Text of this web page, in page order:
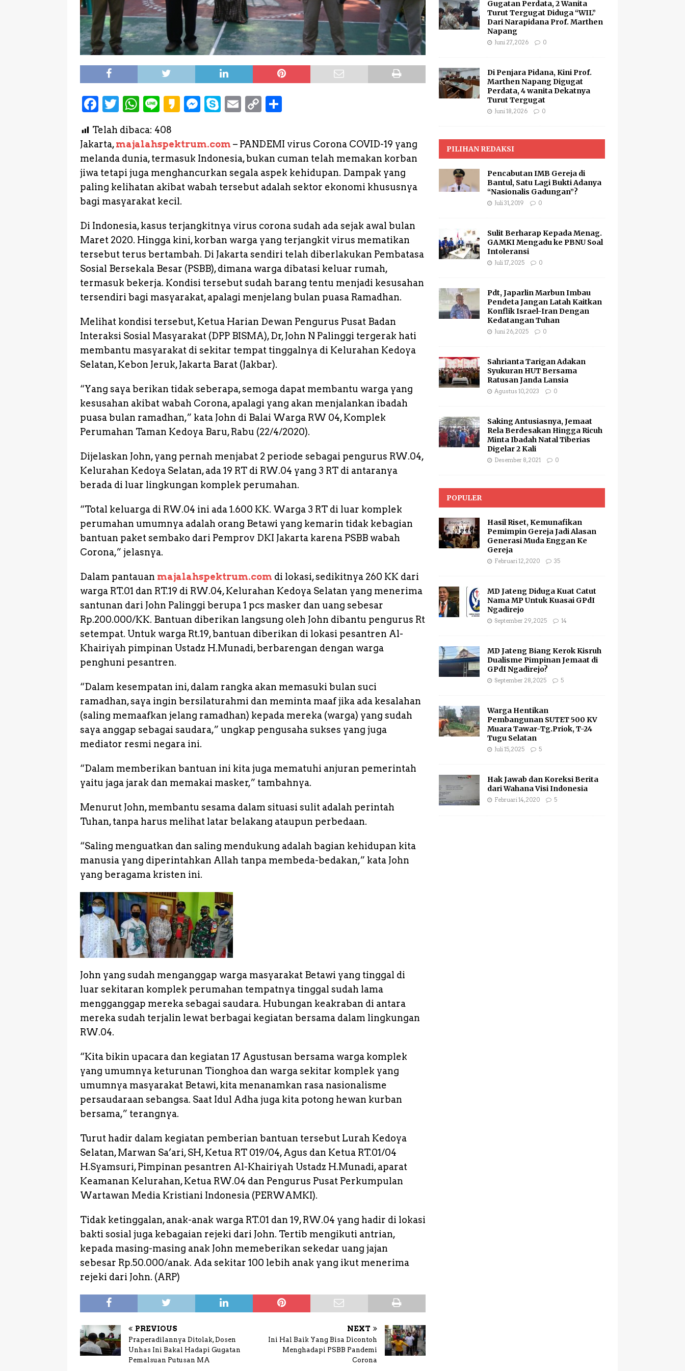
F
c
e
b
o
o
k
T
it
te
r
W
a
ts
A
p
p
L
n
e
K
k
a
o
M
s
e
n
e
r
S
p
e
E
a
il
C
p
y
L
i
a
r
e
Telah dibaca: 408
Jakarta,majalahspektrum.com – PANDEMI virus Corona COVID-19 yang
melanda dunia, termasuk Indonesia, bukan cuman telah memakan korban
jiwa tetapi juga menghancurkan segala aspek kehidupan. Dampak yang
paling kelihatan akibat wabah tersebut adalah sektor ekonomi khususnya
bagi masyarakat kecil.
Di Indonesia, kasus terjangkitnya virus corona sudah ada sejak awal bulan
Maret 2020. Hingga kini, korban warga yang terjangkit virus mematikan
tersebut terus bertambah. Di Jakarta sendiri telah diberlakukan Pembatasa
Sosial Bersekala Besar (PSBB), dimana warga dibatasi keluar rumah,
termasuk bekerja. Kondisi tersebut sudah barang tentu menjadi kesusahan
tersendiri bagi masyarakat, apalagi menjelang bulan puasa Ramadhan.
Melihat kondisi tersebut, Ketua Harian Dewan Pengurus Pusat Badan
Interaksi Sosial Masyarakat (DPP BISMA), Dr, John N Palinggi tergerak hati
membantu masyarakat di sekitar tempat tinggalnya di Kelurahan Kedoya
Selatan, Kebon Jeruk, Jakarta Barat (Jakbar).
“Yang saya berikan tidak seberapa, semoga dapat membantu warga yang
kesusahan akibat wabah Corona, apalagi yang akan menjalankan ibadah
puasa bulan ramadhan,” kata John di Balai Warga RW 04, Komplek
Perumahan Taman Kedoya Baru, Rabu (22/4/2020).
Dijelaskan John, yang pernah menjabat 2 periode sebagai pengurus RW.04,
Kelurahan Kedoya Selatan, ada 19 RT di RW.04 yang 3 RT di antaranya
berada di luar lingkungan komplek perumahan.
“Total keluarga di RW.04 ini ada 1.600 KK. Warga 3 RT di luar komplek
perumahan umumnya adalah orang Betawi yang kemarin tidak kebagian
bantuan paket sembako dari Pemprov DKI Jakarta karena PSBB wabah
Corona,” jelasnya.
Dalam pantauan majalahspektrum.com di lokasi, sedikitnya 260 KK dari
warga RT.01 dan RT.19 di RW.04, Kelurahan Kedoya Selatan yang menerima
santunan dari John Palinggi berupa 1 pcs masker dan uang sebesar
Rp.200.000/KK. Bantuan diberikan langsung oleh John dibantu pengurus Rt
setempat. Untuk warga Rt.19, bantuan diberikan di lokasi pesantren Al-
Khairiyah pimpinan Ustadz H.Munadi, berbarengan dengan warga
penghuni pesantren.
“Dalam kesempatan ini, dalam rangka akan memasuki bulan suci
ramadhan, saya ingin bersilaturahmi dan meminta maaf jika ada kesalahan
(saling memaafkan jelang ramadhan) kepada mereka (warga) yang sudah
saya anggap sebagai saudara,” ungkap pengusaha sukses yang juga
mediator resmi negara ini.
“Dalam memberikan bantuan ini kita juga mematuhi anjuran pemerintah
yaitu jaga jarak dan memakai masker,” tambahnya.
Menurut John, membantu sesama dalam situasi sulit adalah perintah
Tuhan, tanpa harus melihat latar belakang ataupun perbedaan.
“Saling menguatkan dan saling mendukung adalah bagian kehidupan kita
manusia yang diperintahkan Allah tanpa membeda-bedakan,” kata John
yang beragama kristen ini.
John yang sudah menganggap warga masyarakat Betawi yang tinggal di
luar sekitaran komplek perumahan tempatnya tinggal sudah lama
mengganggap mereka sebagai saudara. Hubungan keakraban di antara
mereka sudah terjalin lewat berbagai kegiatan bersama dalam lingkungan
RW.04.
“Kita bikin upacara dan kegiatan 17 Agustusan bersama warga komplek
yang umumnya keturunan Tionghoa dan warga sekitar komplek yang
umumnya masyarakat Betawi, kita menanamkan rasa nasionalisme
persaudaraan sebangsa. Saat Idul Adha juga kita potong hewan kurban
bersama,” terangnya.
Turut hadir dalam kegiatan pemberian bantuan tersebut Lurah Kedoya
Selatan, Marwan Sa’ari, SH, Ketua RT 019/04, Agus dan Ketua RT.01/04
H.Syamsuri, Pimpinan pesantren Al-Khairiyah Ustadz H.Munadi, aparat
Keamanan Kelurahan, Ketua RW.04 dan Pengurus Pusat Perkumpulan
Wartawan Media Kristiani Indonesia (PERWAMKI).
Tidak ketinggalan, anak-anak warga RT.01 dan 19, RW.04 yang hadir di lokasi
bakti sosial juga kebagaian rejeki dari John. Tertib mengikuti antrian,
kepada masing-masing anak John memeberikan sekedar uang jajan
sebesar Rp.50.000/anak. Ada sekitar 100 lebih anak yang ikut menerima
rejeki dari John. (ARP)
PREVIOUS
Praperadilannya Ditolak, Dosen
Unhas Ini Bakal Hadapi Gugatan
Pemalsuan Putusan MA
NEXT
Ini Hal Baik Yang Bisa Dicontoh
Menghadapi PSBB Pandemi
Corona
Gugatan Perdata, 2 Wanita
Turut Tergugat Diduga “WIL”
Dari Narapidana Prof. Marthen
Napang
Juni 27, 2026 0
Di Penjara Pidana, Kini Prof.
Marthen Napang Digugat
Perdata, 4 wanita Dekatnya
Turut Tergugat
Juni 18, 2026 0
PILIHAN REDAKSI
Pencabutan IMB Gereja di
Bantul, Satu Lagi Bukti Adanya
“Nasionalis Gadungan”?
Juli 31, 2019 0
Sulit Berharap Kepada Menag.
GAMKI Mengadu ke PBNU Soal
Intoleransi
Juli 17, 2025 0
Pdt, Japarlin Marbun Imbau
Pendeta Jangan Latah Kaitkan
Konflik Israel-Iran Dengan
Kedatangan Tuhan
Juni 26, 2025 0
Sahrianta Tarigan Adakan
Syukuran HUT Bersama
Ratusan Janda Lansia
Agustus 10, 2023 0
Saking Antusiasnya, Jemaat
Rela Berdesakan Hingga Ricuh
Minta Ibadah Natal Tiberias
Digelar 2 Kali
Desember 8, 2021 0
POPULER
Hasil Riset, Kemunafikan
Pemimpin Gereja Jadi Alasan
Generasi Muda Enggan Ke
Gereja
Februari 12, 2020 35
MD Jateng Diduga Kuat Catut
Nama MP Untuk Kuasai GPdI
Ngadirejo
September 29, 2025 14
MD Jateng Biang Kerok Kisruh
Dualisme Pimpinan Jemaat di
GPdI Ngadirejo?
September 28, 2025 5
Warga Hentikan
Pembangunan SUTET 500 KV
Muara Tawar-Tg.Priok, T-24
Tugu Selatan
Juli 15, 2025 5
Hak Jawab dan Koreksi Berita
dari Wahana Visi Indonesia
Februari 14, 2020 5